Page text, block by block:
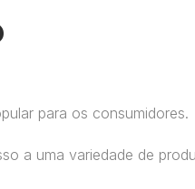
para os consumidores.
a uma variedade de